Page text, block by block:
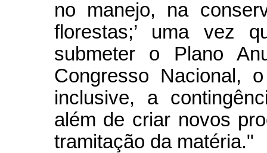
no manejo, na
florestas;’ uma vez
submeter o Plano
Congresso Nacional,
inclusive, a
além de criar novos
tramitação da matéria."